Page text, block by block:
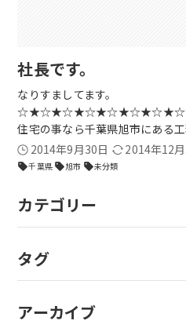
社長です。
なりすましてます。
住宅の事なら千葉県旭市にあ
2014年9月30日
2014年12
sell千葉県 sell旭市 sell未分類
カテゴリー
タグ
アーカイブ